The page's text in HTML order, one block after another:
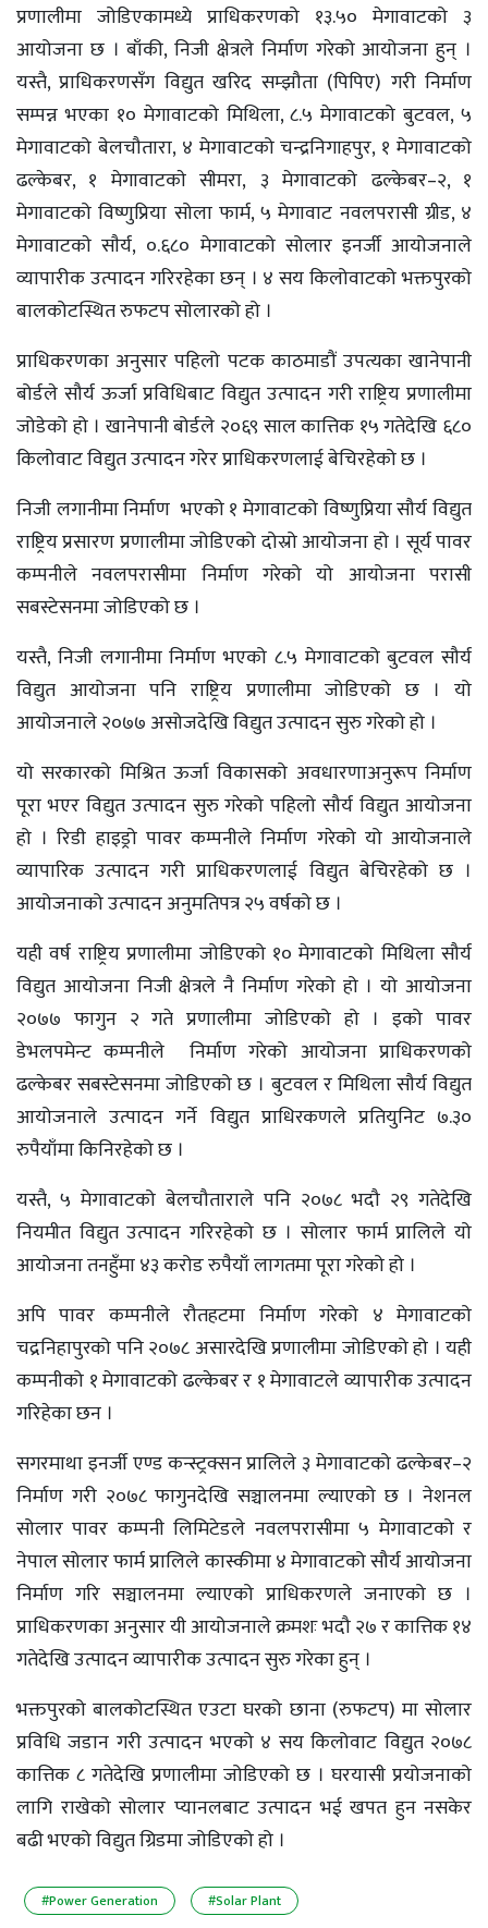
प्रणालीमा जोडिएकामध्ये प्राधिकरणको १३.५० मेगावाटको ३
आयोजना छ । बाँकी, निजी क्षेत्रले निर्माण गरेको आयोजना हुन् ।
यस्तै, प्राधिकरणसँग विद्युत खरिद सम्झौता (पिपिए) गरी निर्माण
सम्पन्न भएका १० मेगावाटको मिथिला, ८.५ मेगावाटको बुटवल, ५
मेगावाटको बेलचौतारा, ४ मेगावाटको चन्द्रनिगाहपुर, १ मेगावाटको
ढल्केबर, १ मेगावाटकाे सीमरा, ३ मेगावाटको ढल्केबर–२, १
मेगावाटको विष्णुप्रिया सोला फार्म, ५ मेगावाट नवलपरासी ग्रीड, ४
मेगावाटकाे साैर्य, ०.६८० मेगावाटको सोलार इनर्जी आयोजनाले
व्यापारीक उत्पादन गरिरहेका छन् । ४ सय किलोवाटको भक्तपुरको
बालकोटस्थित रुफटप सोलारको हो ।
प्राधिकरणका अनुसार पहिलो पटक काठमाडौं उपत्यका खानेपानी
बोर्डले सौर्य ऊर्जा प्रविधिबाट विद्युत उत्पादन गरी राष्ट्रिय प्रणालीमा
जोडेको हो । खानेपानी बोर्डले २०६९ साल कात्तिक १५ गतेदेखि ६८०
किलोवाट विद्युत उत्पादन गरेर प्राधिकरणलाई बेचिरहेको छ ।
निजी लगानीमा निर्माण भएको १ मेगावाटको विष्णुप्रिया सौर्य विद्युत
राष्ट्रिय प्रसारण प्रणालीमा जोडिएको दोस्रो आयोजना हो । सूर्य पावर
कम्पनीले नवलपरासीमा निर्माण गरेको यो आयोजना परासी
सबस्टेसनमा जोडिएको छ ।
यस्तै, निजी लगानीमा निर्माण भएको ८.५ मेगावाटको बुटवल सौर्य
विद्युत आयोजना पनि राष्ट्रिय प्रणालीमा जोडिएको छ । यो
आयोजनाले २०७७ असोजदेखि विद्युत उत्पादन सुरु गरेको हो ।
यो सरकारको मिश्रित ऊर्जा विकासको अवधारणाअनुरूप निर्माण
पूरा भएर विद्युत उत्पादन सुरु गरेको पहिलो सौर्य विद्युत आयोजना
हो । रिडी हाइड्रो पावर कम्पनीले निर्माण गरेको यो आयोजनाले
व्यापारिक उत्पादन गरी प्राधिकरणलाई विद्युत बेचिरहेको छ ।
आयोजनाको उत्पादन अनुमतिपत्र २५ वर्षको छ ।
यही वर्ष राष्ट्रिय प्रणालीमा जोडिएको १० मेगावाटको मिथिला सौर्य
विद्युत आयोजना निजी क्षेत्रले नै निर्माण गरेको हो । यो आयोजना
२०७७ फागुन २ गते प्रणालीमा जोडिएको हो । इको पावर
डेभलपमेन्ट कम्पनीले निर्माण गरेको आयोजना प्राधिकरणको
ढल्केबर सबस्टेसनमा जोडिएको छ । बुटवल र मिथिला सौर्य विद्युत
आयोजनाले उत्पादन गर्ने विद्युत प्राधिरकणले प्रतियुनिट ७.३०
रुपैयाँमा किनिरहेको छ ।
यस्तै, ५ मेगावाटको बेलचौताराले पनि २०७८ भदौ २९ गतेदेखि
नियमीत विद्युत उत्पादन गरिरहेको छ । सोलार फार्म प्रालिले यो
आयोजना तनहुँमा ४३ करोड रुपैयाँ लागतमा पूरा गरेको हो ।
अपि पावर कम्पनीले रौतहटमा निर्माण गरेको ४ मेगावाटको
चद्रनिहापुरको पनि २०७८ असारदेखि प्रणालीमा जोडिएको हो । यही
कम्पनीको १ मेगावाटको ढल्केबर र १ मेगावाटले व्यापारीक उत्पादन
गरिहेका छन ।
सगरमाथा इनर्जी एण्ड कन्स्ट्रक्सन प्रालिले ३ मेगावाटको ढल्केबर–२
निर्माण गरी २०७८ फागुनदेखि सञ्चालनमा ल्याएको छ । नेशनल
सोलार पावर कम्पनी लिमिटेडले नवलपरासीमा ५ मेगावाटको र
नेपाल सोलार फार्म प्रालिले कास्कीमा ४ मेगावाटको सौर्य आयोजना
निर्माण गरि सञ्चालनमा ल्याएको प्राधिकरणले जनाएको छ ।
प्राधिकरणका अनुसार यी आयोजनाले क्रमशः भदौ २७ र कात्तिक १४
गतेदेखि उत्पादन व्यापारीक उत्पादन सुरु गरेका हुन् ।
भक्तपुरको बालकोटस्थित एउटा घरको छाना (रुफटप) मा सोलार
प्रविधि जडान गरी उत्पादन भएको ४ सय किलोवाट विद्युत २०७८
कात्तिक ८ गतेदेखि प्रणालीमा जोडिएको छ । घरयासी प्रयोजनाको
लागि राखेको सोलार प्यानलबाट उत्पादन भई खपत हुन नसकेर
बढी भएको विद्युत ग्रिडमा जोडिएको हो ।
#Power Generation #Solar Plant